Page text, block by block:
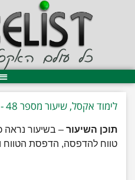
לימוד אקסל, שיעור מספר 48 - הדפסה באקסל
תוכן השיעור – בשיעור נראה
טווח להדפסה, הדפסת הטווח